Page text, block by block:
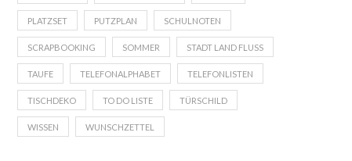
PLATZSET PUTZPLAN SCHULNOTEN
SCRAPBOOKING SOMMER STADT LAND FLUSS
TAUFE TELEFONALPHABET TELEFONLISTEN
TISCHDEKO TO DO LISTE TÜRSCHILD
WISSEN WUNSCHZETTEL